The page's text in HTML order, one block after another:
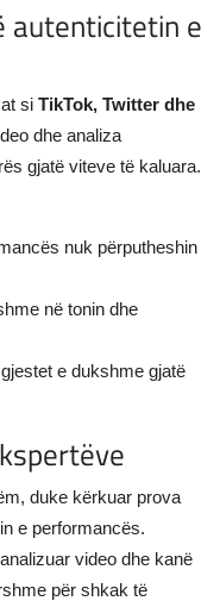
autenticitetin e
si TikTok, Twitter dhe
dhe analiza
gjatë viteve të kaluara.
nuk përputheshin
në tonin dhe
e dukshme gjatë
duke kërkuar prova
e performancës.
video dhe kanë
për shkak të